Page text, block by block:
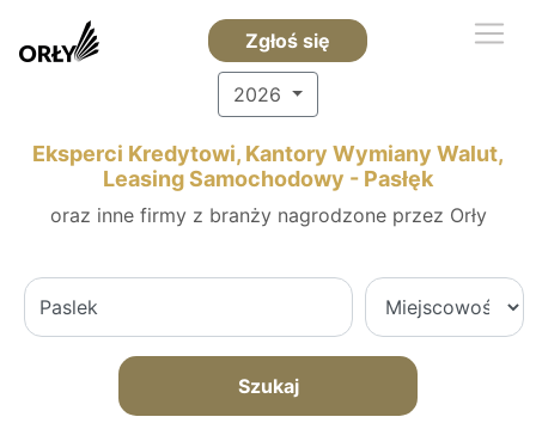
Zgłoś się
2026
Eksperci Kredytowi, Kantory Wymiany Walut,
Leasing Samochodowy - Pasłęk
oraz inne firmy z branży nagrodzone przez Orły
Szukaj